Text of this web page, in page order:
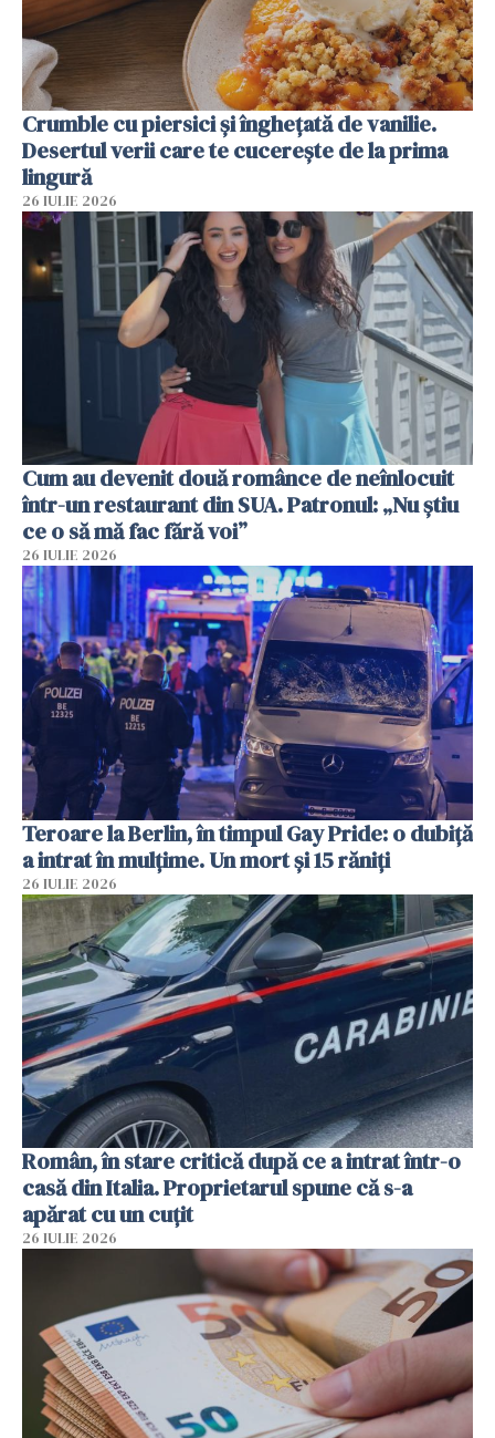
Crumble cu piersici și înghețată de vanilie.
Desertul verii care te cucerește de la prima
lingură
26 IULIE 2026
Cum au devenit două românce de neînlocuit
într-un restaurant din SUA. Patronul: „Nu știu
ce o să mă fac fără voi”
26 IULIE 2026
Teroare la Berlin, în timpul Gay Pride: o dubiță
a intrat în mulțime. Un mort și 15 răniți
26 IULIE 2026
Român, în stare critică după ce a intrat într-o
casă din Italia. Proprietarul spune că s-a
apărat cu un cuțit
26 IULIE 2026